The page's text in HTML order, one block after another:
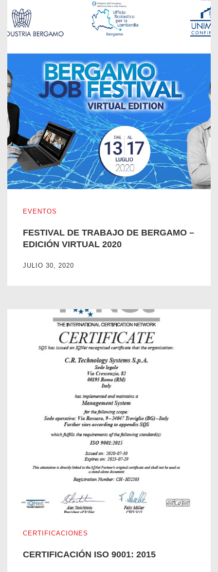
EVENTOS
FESTIVAL DE TRABAJO DE BERGAMO –
EDICIÓN VIRTUAL 2020
JULIO 30, 2020
CERTIFICACIONES
CERTIFICACIÓN ISO 9001: 2015